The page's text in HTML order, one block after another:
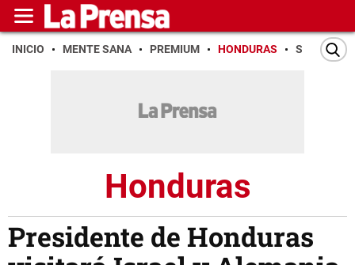
INICIO MENTE SANA PREMIUM HONDURAS SAN PEDRO
Honduras
Presidente de Honduras